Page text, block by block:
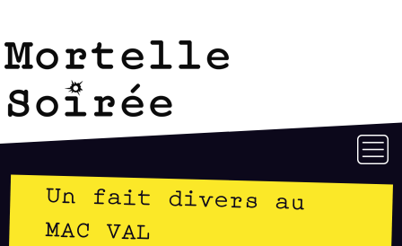
Un fait divers au
MAC VAL